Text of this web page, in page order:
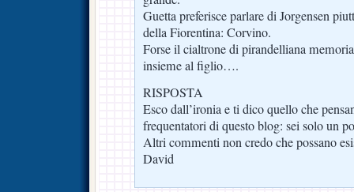
Guetta preferisce parlare di Jorgensen
della Fiorentina: Corvino.
Forse il cialtrone di pirandelliana
insieme al figlio….
RISPOSTA
Esco dall’ironia e ti dico quello che
frequentatori di questo blog: sei solo un
Altri commenti non credo che possano
David